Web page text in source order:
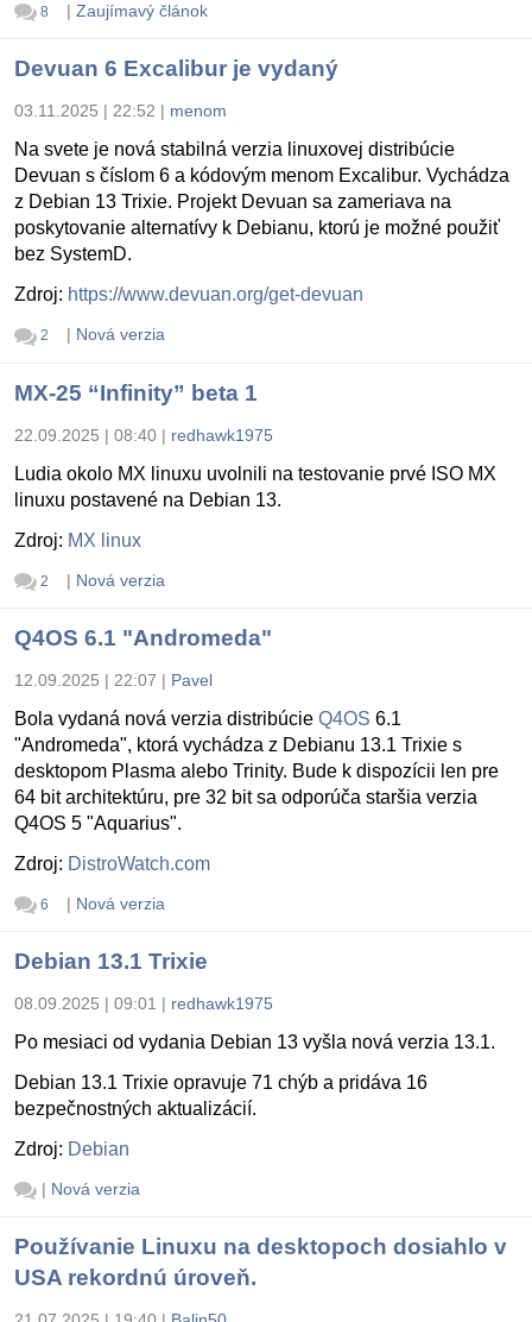
8 | Zaujímavý článok
Devuan 6 Excalibur je vydaný
03.11.2025 | 22:52 | menom
Na svete je nová stabilná verzia linuxovej distribúcie
Devuan s číslom 6 a kódovým menom Excalibur. Vychádza
z Debian 13 Trixie. Projekt Devuan sa zameriava na
poskytovanie alternatívy k Debianu, ktorú je možné použiť
bez SystemD.
Zdroj: https://www.devuan.org/get-devuan
2 | Nová verzia
MX-25 “Infinity” beta 1
22.09.2025 | 08:40 | redhawk1975
Ludia okolo MX linuxu uvolnili na testovanie prvé ISO MX
linuxu postavené na Debian 13.
Zdroj: MX linux
2 | Nová verzia
Q4OS 6.1 "Andromeda"
12.09.2025 | 22:07 | Pavel
Bola vydaná nová verzia distribúcie Q4OS 6.1
"Andromeda", ktorá vychádza z Debianu 13.1 Trixie s
desktopom Plasma alebo Trinity. Bude k dispozícii len pre
64 bit architektúru, pre 32 bit sa odporúča staršia verzia
Q4OS 5 "Aquarius".
Zdroj: DistroWatch.com
6 | Nová verzia
Debian 13.1 Trixie
08.09.2025 | 09:01 | redhawk1975
Po mesiaci od vydania Debian 13 vyšla nová verzia 13.1.
Debian 13.1 Trixie opravuje 71 chýb a pridáva 16
bezpečnostných aktualizácií.
Zdroj: Debian
| Nová verzia
Používanie Linuxu na desktopoch dosiahlo v
USA rekordnú úroveň.